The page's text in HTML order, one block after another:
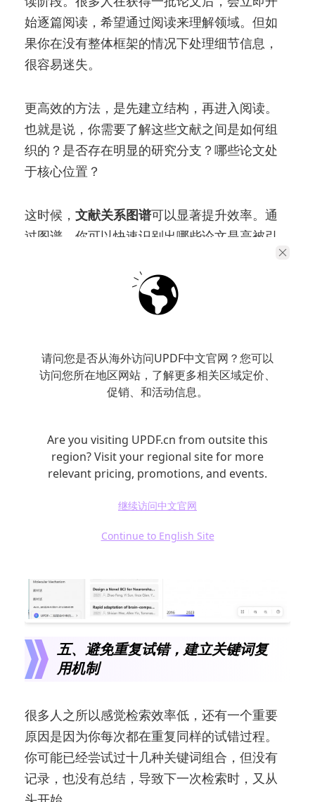
请问您是否从海外访问UPDF中文官网？您可以
访问您所在地区网站，了解更多相关区域定价、
促销、和活动信息。
Are you visiting UPDF.cn from outsite this
region? Visit your regional site for more
relevant pricing, promotions, and events.
继续访问中文官网
Continue to English Site
始逐篇阅读，希望通过阅读来理解领域。但如
果你在没有整体框架的情况下处理细节信息，
很容易迷失。
更高效的方法，是先建立结构，再进入阅读。
也就是说，你需要了解这些文献之间是如何组
织的？是否存在明显的研究分支？哪些论文处
于核心位置？
这时候，文献关系图谱可以显著提升效率。通
过图谱，你可以快速识别出哪些论文是高被引
看到研究是如何逐步演进的。当你在图谱中看
到清晰结构后，再去阅读具体论文，就会有明
确方向，而不是随机选择。
先结构，后阅读，是从“低效消耗”转向“高效理
解”的关键一步。
五、避免重复试错，建立关键词复
用机制
很多人之所以感觉检索效率低，还有一个重要
原因是因为你每次都在重复同样的试错过程。
你可能已经尝试过十几种关键词组合，但没有
记录，也没有总结，导致下一次检索时，又从